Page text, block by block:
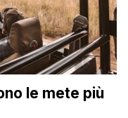
le mete più